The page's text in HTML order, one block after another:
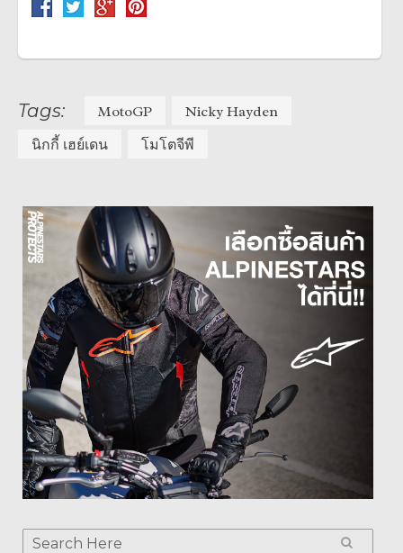
Tags: MotoGP
Nicky Hayden
นิกกี้ เฮย์เดน
โมโตจีพี